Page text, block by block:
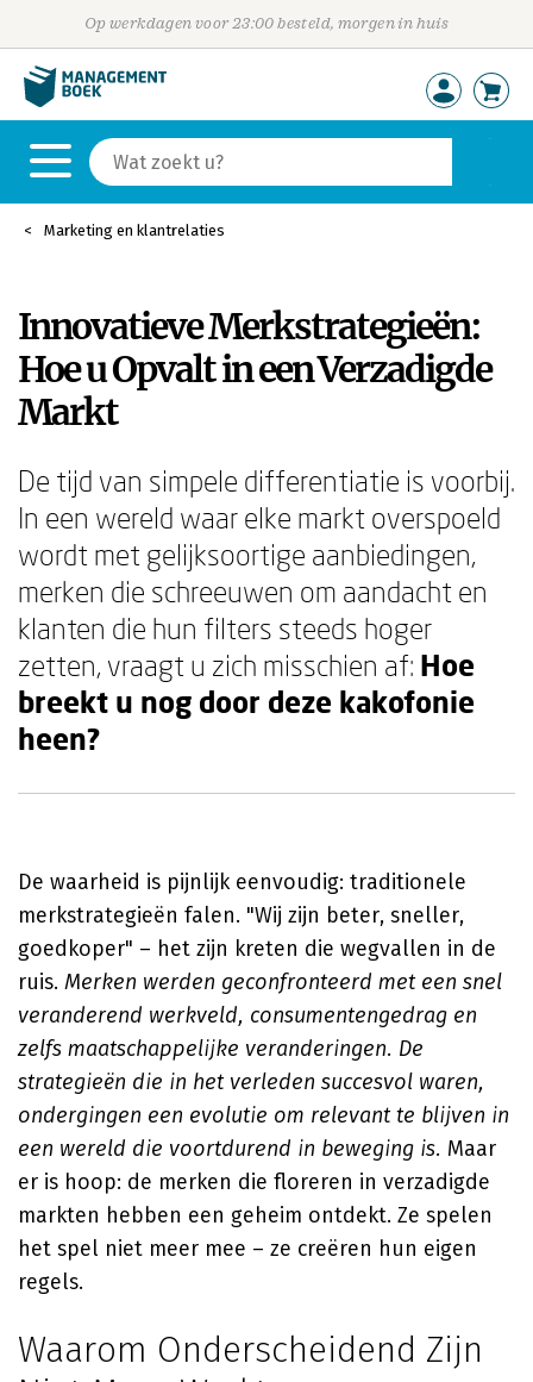
Op werkdagen voor 23:00 besteld, morgen in huis
Marketing en klantrelaties
Innovatieve Merkstrategieën:
Hoe u Opvalt in een Verzadigde
Markt
De tijd van simpele differentiatie is voorbij.
In een wereld waar elke markt overspoeld
wordt met gelijksoortige aanbiedingen,
merken die schreeuwen om aandacht en
klanten die hun filters steeds hoger
zetten, vraagt u zich misschien af: Hoe
breekt u nog door deze kakofonie
heen?
De waarheid is pijnlijk eenvoudig: traditionele
merkstrategieën falen. "Wij zijn beter, sneller,
goedkoper" – het zijn kreten die wegvallen in de
ruis. Merken werden geconfronteerd met een snel
veranderend werkveld, consumentengedrag en
zelfs maatschappelijke veranderingen. De
strategieën die in het verleden succesvol waren,
ondergingen een evolutie om relevant te blijven in
een wereld die voortdurend in beweging is. Maar
er is hoop: de merken die floreren in verzadigde
markten hebben een geheim ontdekt. Ze spelen
het spel niet meer mee – ze creëren hun eigen
regels.
Waarom Onderscheidend Zijn